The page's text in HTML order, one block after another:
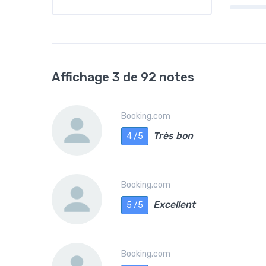
Affichage 3 de 92 notes
Booking.com
4 /5
Très bon
Booking.com
5 /5
Excellent
Booking.com